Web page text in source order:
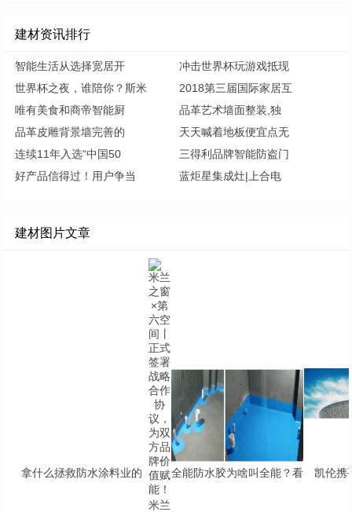
建材资讯排行
智能生活从选择宽居开
冲击世界杯玩游戏抵现
世界杯之夜，谁陪你？斯米
2018第三届国际家居互
唯有美食和商帝智能厨
品革艺术墙面整装,独
品革皮雕背景墙完善的
天天喊着地板便宜点无
连续11年入选“中国50
三得利品牌智能防盗门
好产品信得过！用户争当
蓝炬星集成灶|上合电
建材图片文章
拿什么拯救防水涂料业的
米兰
全能防水胶为啥叫全能？看 凯伦携